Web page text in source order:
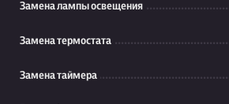
Замена лампы освещения
Замена термостата
Замена таймера